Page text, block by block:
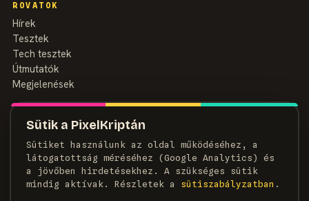
Sütik a PixelKriptán
Sütiket használunk az oldal működéséhez, a
látogatottság méréséhez (Google Analytics) és
a jövőben hirdetésekhez. A szükséges sütik
mindig aktívak. Részletek a
süti­szabályzatban .
ROVATOK
Hírek
Tesztek
Tech tesztek
Útmutatók
Megjelenések
MAGAZIN
Szerzők
Médiaajánlat
Kapcsolat